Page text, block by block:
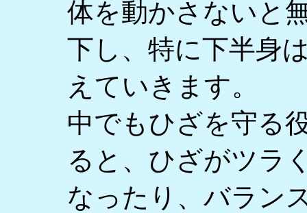
体を動かさないと
下し、特に下半身
えていきます。
中でもひざを守る
ると、ひざがツラ
なったり、バラン